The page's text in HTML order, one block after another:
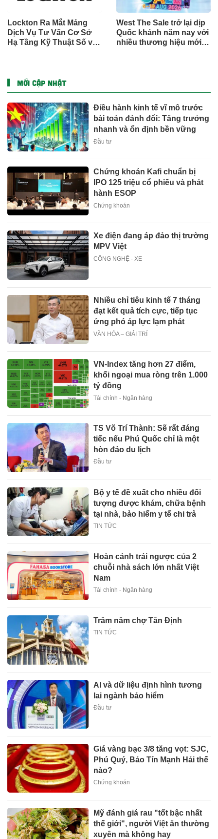
Lockton Ra Mắt Mảng
Dịch Vụ Tư Vấn Cơ Sở
Hạ Tầng Kỹ Thuật Số và
West The Sale trở lại dịp
Quốc khánh năm nay với
nhiều thương hiệu mới,
MỚI CẬP NHẬT
Điều hành kinh tế vĩ mô trước
bài toán đánh đổi: Tăng trưởng
nhanh và ổn định bền vững
Đầu tư
Chứng khoán Kafi chuẩn bị
IPO 125 triệu cổ phiếu và phát
hành ESOP
Chứng khoán
Xe điện đang áp đảo thị trường
MPV Việt
CÔNG NGHỆ - XE
Nhiều chỉ tiêu kinh tế 7 tháng
đạt kết quả tích cực, tiếp tục
ứng phó áp lực lạm phát
VĂN HÓA – GIẢI TRÍ
VN-Index tăng hơn 27 điểm,
khối ngoại mua ròng trên 1.000
tỷ đồng
Tài chính - Ngân hàng
TS Võ Trí Thành: Sẽ rất đáng
tiếc nếu Phú Quốc chỉ là một
hòn đảo du lịch
Đầu tư
Bộ y tế đề xuất cho nhiều đối
tượng được khám, chữa bệnh
tại nhà, bảo hiểm y tế chi trả
TIN TỨC
Hoàn cảnh trái ngược của 2
chuỗi nhà sách lớn nhất Việt
Nam
Tài chính - Ngân hàng
Trăm năm chợ Tân Định
TIN TỨC
AI và dữ liệu định hình tương
lai ngành bảo hiểm
Đầu tư
Giá vàng bạc 3/8 tăng vọt: SJC,
Phú Quý, Bảo Tín Mạnh Hải thế
nào?
Chứng khoán
Mỹ đánh giá rau "tốt bậc nhất
thế giới", người Việt ăn thường
xuyên mà không hay